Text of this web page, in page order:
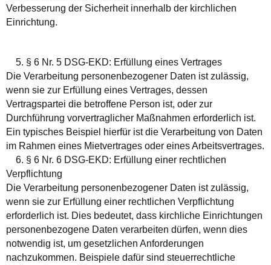
Verbesserung der Sicherheit innerhalb der kirchlichen
Einrichtung.
5. § 6 Nr. 5 DSG-EKD: Erfüllung eines Vertrages
Die Verarbeitung personenbezogener Daten ist zulässig,
wenn sie zur Erfüllung eines Vertrages, dessen
Vertragspartei die betroffene Person ist, oder zur
Durchführung vorvertraglicher Maßnahmen erforderlich ist.
Ein typisches Beispiel hierfür ist die Verarbeitung von Daten
im Rahmen eines Mietvertrages oder eines Arbeitsvertrages.
6. § 6 Nr. 6 DSG-EKD: Erfüllung einer rechtlichen
Verpflichtung
Die Verarbeitung personenbezogener Daten ist zulässig,
wenn sie zur Erfüllung einer rechtlichen Verpflichtung
erforderlich ist. Dies bedeutet, dass kirchliche Einrichtungen
personenbezogene Daten verarbeiten dürfen, wenn dies
notwendig ist, um gesetzlichen Anforderungen
nachzukommen. Beispiele dafür sind steuerrechtliche